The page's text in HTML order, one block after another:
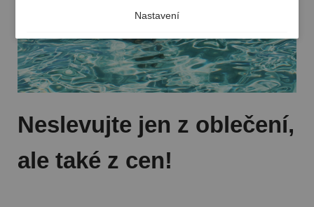
Neslevujte jen z oblečení,
ale také z cen!
Nastavení